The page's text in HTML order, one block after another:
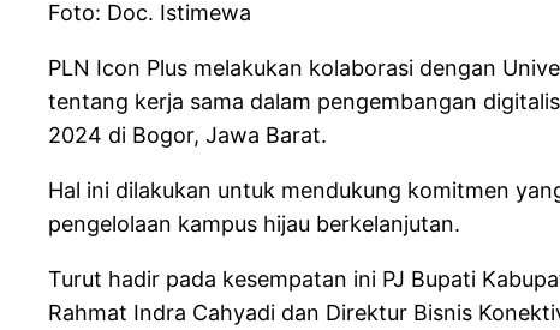
Foto: Doc. Istimewa
PLN Icon Plus melakukan kolaborasi dengan
tentang kerja sama dalam pengembangan
2024 di Bogor, Jawa Barat.
Hal ini dilakukan untuk mendukung komitmen
pengelolaan kampus hijau berkelanjutan.
Turut hadir pada kesempatan ini PJ Bupati
Rahmat Indra Cahyadi dan Direktur Bisnis